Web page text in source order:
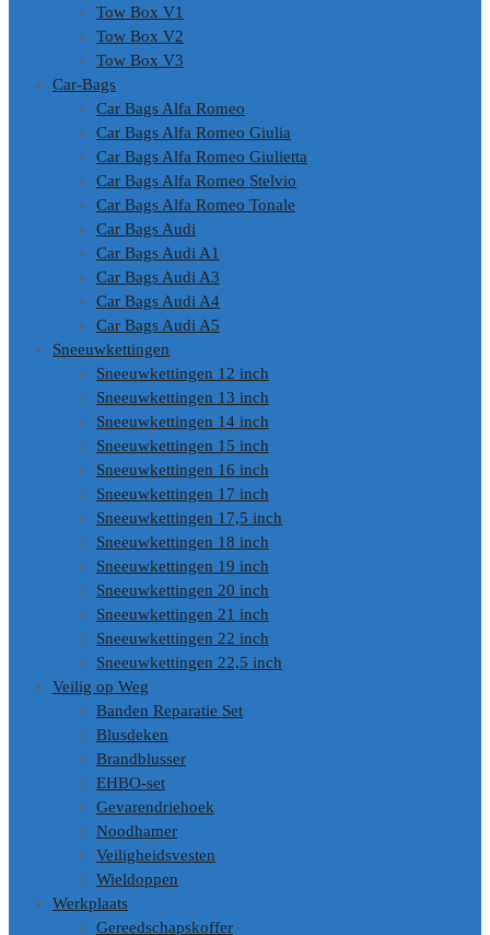
Tow Box V1
Tow Box V2
Tow Box V3
Car-Bags
Car Bags Alfa Romeo
Car Bags Alfa Romeo Giulia
Car Bags Alfa Romeo Giulietta
Car Bags Alfa Romeo Stelvio
Car Bags Alfa Romeo Tonale
Car Bags Audi
Car Bags Audi A1
Car Bags Audi A3
Car Bags Audi A4
Car Bags Audi A5
Sneeuwkettingen
Sneeuwkettingen 12 inch
Sneeuwkettingen 13 inch
Sneeuwkettingen 14 inch
Sneeuwkettingen 15 inch
Sneeuwkettingen 16 inch
Sneeuwkettingen 17 inch
Sneeuwkettingen 17,5 inch
Sneeuwkettingen 18 inch
Sneeuwkettingen 19 inch
Sneeuwkettingen 20 inch
Sneeuwkettingen 21 inch
Sneeuwkettingen 22 inch
Sneeuwkettingen 22,5 inch
Veilig op Weg
Banden Reparatie Set
Blusdeken
Brandblusser
EHBO-set
Gevarendriehoek
Noodhamer
Veiligheidsvesten
Wieldoppen
Werkplaats
Gereedschapskoffer